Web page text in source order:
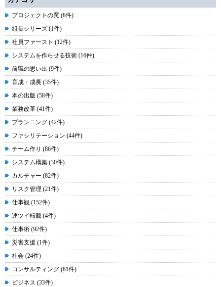
プロジェクトの罠 (8件)
組長シリーズ (1件)
社員ファースト (12件)
システムを作らせる技術 (16件)
前職の思い出 (9件)
育成・成長 (35件)
本の出版 (58件)
業務改革 (41件)
プランニング (42件)
ファシリテーション (44件)
チーム作り (86件)
システム構築 (30件)
カルチャー (82件)
リスク管理 (21件)
仕事観 (152件)
連ツイ転載 (4件)
仕事術 (92件)
災害支援 (1件)
社会 (24件)
コンサルティング (81件)
ビジネス (33件)